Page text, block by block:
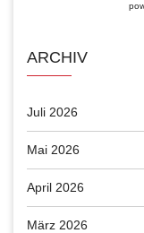
ARCHIV
Juli 2026
Mai 2026
April 2026
März 2026